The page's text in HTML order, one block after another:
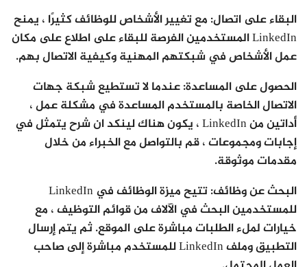
البقاء على اتصال: مع تغيير الأشخاص للوظائف كثيرًا ، يمنح
LinkedIn المستخدمين الفرصة للبقاء على اطلاع على مكان
عمل الأشخاص في شبكتهم المهنية وكيفية الاتصال بهم.
الحصول على المساعدة: عندما لا تستطيع شبكة جهات
الاتصال الخاصة بالمستخدم المساعدة في مشكلة عمل ،
أداتين من LinkedIn ، يكون هناك لينكد ان شرح يتمثل في
إجابات ومجموعات ، قم بالتواصل مع الخبراء من خلال
مقدمات موثوقة.
البحث عن وظائف: تتيح ميزة الوظائف في LinkedIn
للمستخدمين البحث في الآلاف من قوائم التوظيف ، مع
خيارات لملء الطلبات مباشرة على الموقع. ثم يتم إرسال
التطبيق وملف LinkedIn للمستخدم مباشرة إلى صاحب